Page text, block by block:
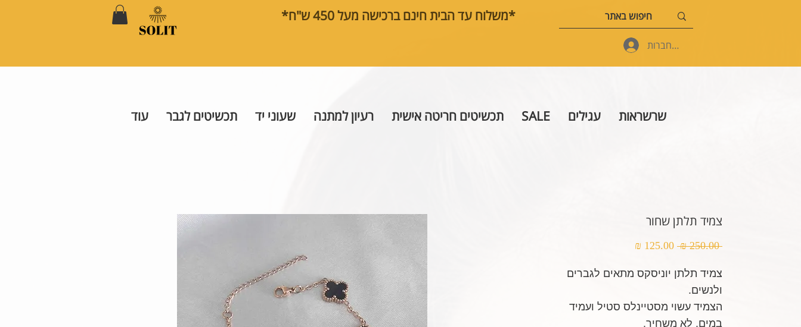
*משלוח עד הבית חינם ברכישה מעל 450 ש"ח*
להתחברות
שרשראות עגילים SALE תכשיטים חריטה אישית רעיון למתנה שעוני יד תכשיטים לגבר עוד
צמיד תלתן שחור
‏250.00 ‏₪
מחיר
צמיד תלתן יוניסקס מתאים לגברים
ולנשים.
הצמיד עשוי מסטיינלס סטיל ועמיד
במים. לא משחיר.